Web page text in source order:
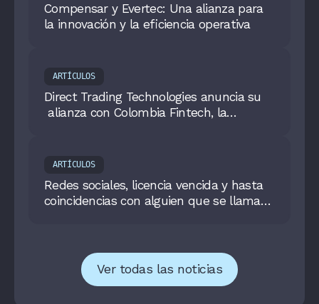
Compensar y Evertec: Una alianza para
la innovación y la eficiencia operativa
ARTÍCULOS
Direct Trading Technologies anuncia su
alianza con Colombia Fintech, la
ARTÍCULOS
Redes sociales, licencia vencida y hasta
coincidencias con alguien que se llama
Ver todas las noticias